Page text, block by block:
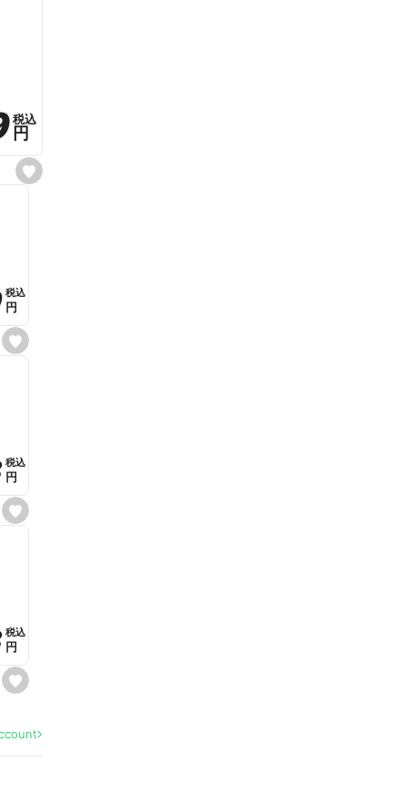
s
e
税込
税込
円
円
s
e
e
税込
税込
円
円
s
e
e
税込
税込
円
円
s
e
a
税込
税込
円
円